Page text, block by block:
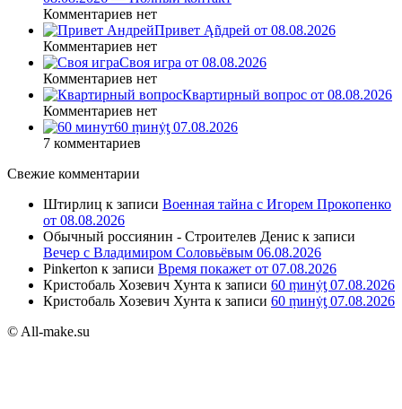
Комментариев нет
Привет Ąñдpей от 08.08.2026
Комментариев нет
Своя игра от 08.08.2026
Комментариев нет
Квартирный вопрос от 08.08.2026
Комментариев нет
60 ṃинẏƫ 07.08.2026
7 комментариев
Свежие комментарии
Штирлиц к записи Военная тайна с Игорем Прокопенко
от 08.08.2026
Обычный россиянин - Строителев Денис к записи
Вечер с Владимиром Соловьёвым 06.08.2026
Pinkerton к записи Время покажет от 07.08.2026
Кристобаль Хозевич Хунта к записи 60 ṃинẏƫ 07.08.2026
Кристобаль Хозевич Хунта к записи 60 ṃинẏƫ 07.08.2026
© All-make.su